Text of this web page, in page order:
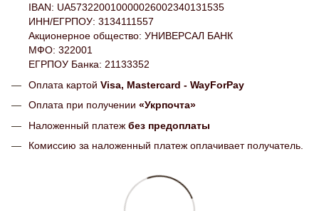
IBAN: UA573220010000026002340131535
ИНН/ЕГРПОУ: 3134111557
Акционерное общество: УНИВЕРСАЛ БАНК
МФО: 322001
ЕГРПОУ Банка: 21133352
Оплата картой Visa, Mastercard - WayForPay
Оплата при получении «Укрпочта»
Наложенный платеж без предоплаты
Комиссию за наложенный платеж оплачивает получатель.